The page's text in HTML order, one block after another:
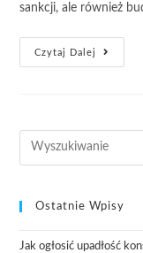
sankcji, ale również
Czytaj Dalej
Ostatnie Wpisy
Jak ogłosić upadłość